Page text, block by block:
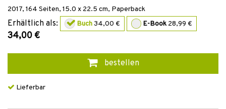
2017, 164 Seiten, 15.0 x 22.5 cm, Paperback
Erhältlich als: Buch34,00 € E-Book 28,99 €
34,00 €
bestellen
Lieferbar